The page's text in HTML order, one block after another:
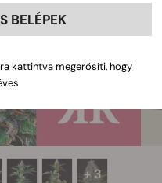
+ 3
BELÉPEK
kattintva megerősíti, hogy